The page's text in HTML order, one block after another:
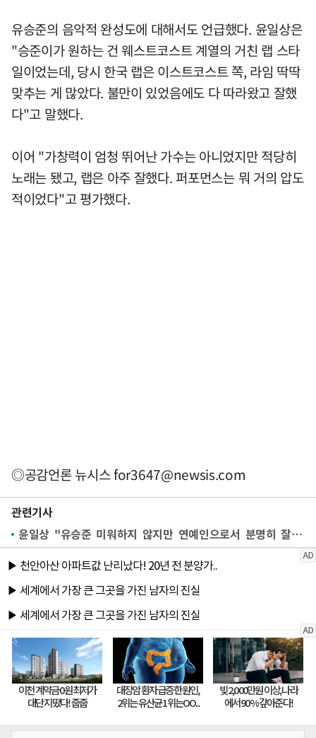
유승준의 음악적 완성도에 대해서도 언급했다. 윤일상은
"승준이가 원하는 건 웨스트코스트 계열의 거친 랩 스타
일이었는데, 당시 한국 랩은 이스트코스트 쪽, 라임 딱딱
맞추는 게 많았다. 불만이 있었음에도 다 따라왔고 잘했
다"고 말했다.
이어 "가창력이 엄청 뛰어난 가수는 아니었지만 적당히
노래는 됐고, 랩은 아주 잘했다. 퍼포먼스는 뭐 거의 압도
적이었다"고 평가했다.
◎공감언론 뉴시스for3647@newsis.com
관련기사
윤일상 "유승준 미워하지 않지만 연예인으로서 분명히 잘못"